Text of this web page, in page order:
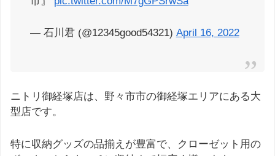
— 石川君 (@12345good54321) April 16, 2022
ニトリ御経塚店は、野々市市の御経塚エリアにある大
型店です。
特に収納グッズの品揃えが豊富で、クローゼット用の